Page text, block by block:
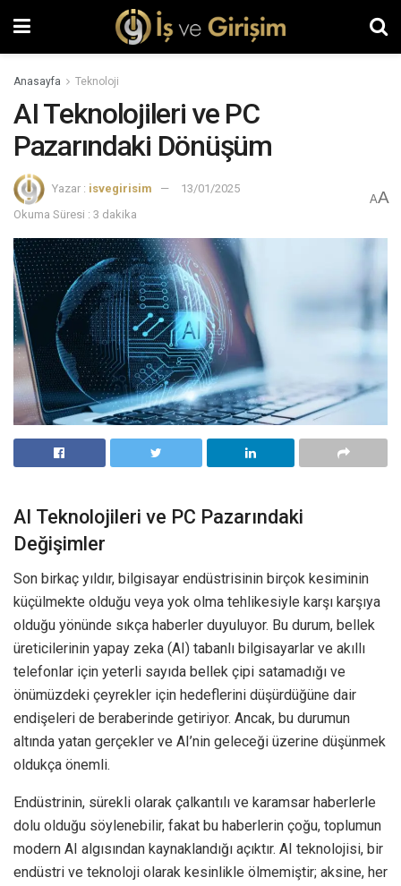
Anasayfa Teknoloji
AI Teknolojileri ve PC
Pazarındaki Dönüşüm
Yazar : isvegirisim
13/01/2025
Okuma Süresi : 3 dakika
AA
AI Teknolojileri ve PC Pazarındaki
Değişimler
Son birkaç yıldır, bilgisayar endüstrisinin birçok kesiminin
küçülmekte olduğu veya yok olma tehlikesiyle karşı karşıya
olduğu yönünde sıkça haberler duyuluyor. Bu durum, bellek
üreticilerinin yapay zeka (AI) tabanlı bilgisayarlar ve akıllı
telefonlar için yeterli sayıda bellek çipi satamadığı ve
önümüzdeki çeyrekler için hedeflerini düşürdüğüne dair
endişeleri de beraberinde getiriyor. Ancak, bu durumun
altında yatan gerçekler ve AI’nin geleceği üzerine düşünmek
oldukça önemli.
Endüstrinin, sürekli olarak çalkantılı ve karamsar haberlerle
dolu olduğu söylenebilir, fakat bu haberlerin çoğu, toplumun
modern AI algısından kaynaklandığı açıktır. AI teknolojisi, bir
endüstri ve teknoloji olarak kesinlikle ölmemiştir; aksine, her